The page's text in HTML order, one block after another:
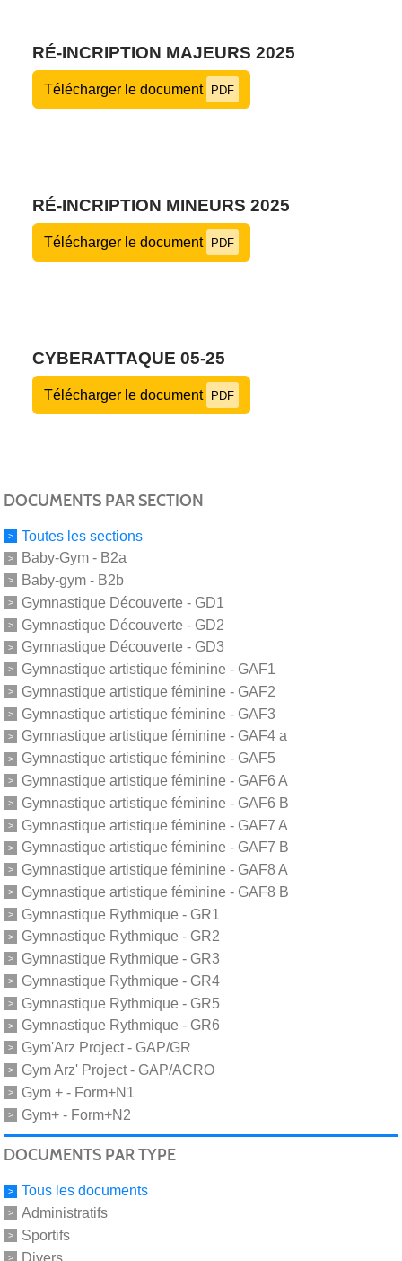
RÉ-INCRIPTION MAJEURS 2025
Télécharger le document PDF
RÉ-INCRIPTION MINEURS 2025
Télécharger le document PDF
CYBERATTAQUE 05-25
Télécharger le document PDF
DOCUMENTS PAR SECTION
Toutes les sections
Baby-Gym - B2a
Baby-gym - B2b
Gymnastique Découverte - GD1
Gymnastique Découverte - GD2
Gymnastique Découverte - GD3
Gymnastique artistique féminine - GAF1
Gymnastique artistique féminine - GAF2
Gymnastique artistique féminine - GAF3
Gymnastique artistique féminine - GAF4 a
Gymnastique artistique féminine - GAF5
Gymnastique artistique féminine - GAF6 A
Gymnastique artistique féminine - GAF6 B
Gymnastique artistique féminine - GAF7 A
Gymnastique artistique féminine - GAF7 B
Gymnastique artistique féminine - GAF8 A
Gymnastique artistique féminine - GAF8 B
Gymnastique Rythmique - GR1
Gymnastique Rythmique - GR2
Gymnastique Rythmique - GR3
Gymnastique Rythmique - GR4
Gymnastique Rythmique - GR5
Gymnastique Rythmique - GR6
Gym'Arz Project - GAP/GR
Gym Arz' Project - GAP/ACRO
Gym + - Form+N1
Gym+ - Form+N2
DOCUMENTS PAR TYPE
Tous les documents
Administratifs
Sportifs
Divers